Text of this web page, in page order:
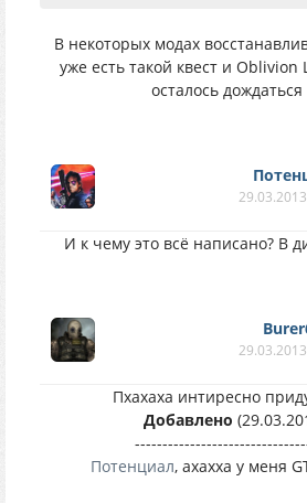
В некоторых модах
уже есть такой квест и Oblivion
осталось
И к чему это всё написано? В
Пхахаха интиресно
Добавлено
Потенциал, ахахха у меня